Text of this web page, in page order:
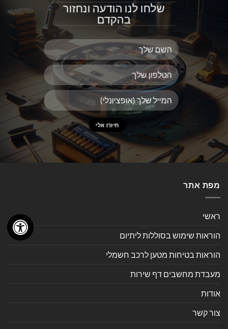
שלחו לנו הודעה ונחזור
בהקדם
מפת אתר
ראשי
הוראות שימוש בסוללות ליתיום
הוראות בטיחות מטען לרכב חשמלי
מעבדת מחשבים דף שירות
אודות
צור קשר